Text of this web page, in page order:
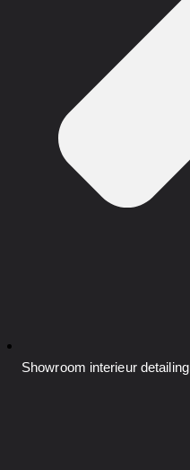
Showroom interieur detailing